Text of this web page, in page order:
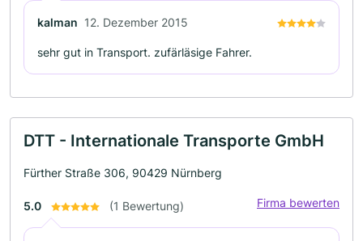
kalman 12. Dezember 2015
sehr gut in Transport. zufärläsige Fahrer.
DTT - Internationale Transporte GmbH
Fürther Straße 306, 90429 Nürnberg
5.0 (1 Bewertung) Firma bewerten